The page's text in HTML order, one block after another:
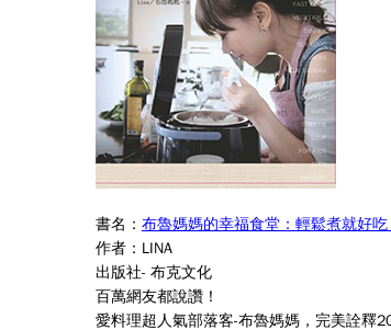
書名： 布魯媽媽的幸福食堂：輕鬆煮就好
作者： LINA
出版社- 布克文化
百萬網友都說讚！
愛料理超人氣部落客-布魯媽媽，完美詮釋